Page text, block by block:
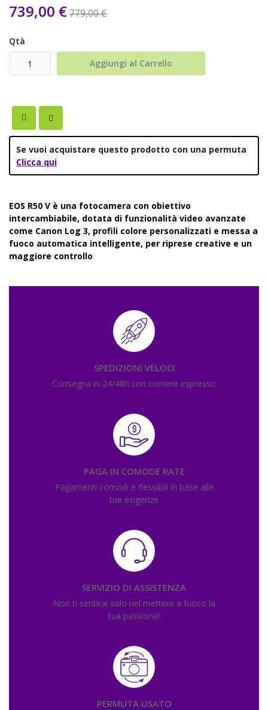
739,00 €779,00 €
Qtà
Aggiungi al Carrello
Se vuoi acquistare questo prodotto con una permuta
Clicca qui
EOS R50 V è una fotocamera con obiettivo
intercambiabile, dotata di funzionalità video avanzate
come Canon Log 3, profili colore personalizzati e messa a
fuoco automatica intelligente, per riprese creative e un
maggiore controllo
SPEDIZIONI VELOCI
Consegna in 24/48h con corriere espresso
PAGA IN COMODE RATE
Pagamenti comodi e flessibili in base alle
tue esigenze
SERVIZIO DI ASSISTENZA
Non ti sentirai solo nel mettere a fuoco la
tua passione!
PERMUTA USATO